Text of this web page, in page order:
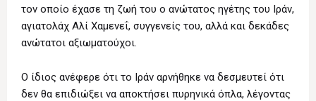
τον οποίο έχασε τη ζωή του ο ανώτατος ηγέτης του Ιράν,
αγιατολάχ Αλί Χαμενεΐ, συγγενείς του, αλλά και δεκάδες
ανώτατοι αξιωματούχοι.
Ο ίδιος ανέφερε ότι το Ιράν αρνήθηκε να δεσμευτεί ότι
δεν θα επιδιώξει να αποκτήσει πυρηνικά όπλα, λέγοντας